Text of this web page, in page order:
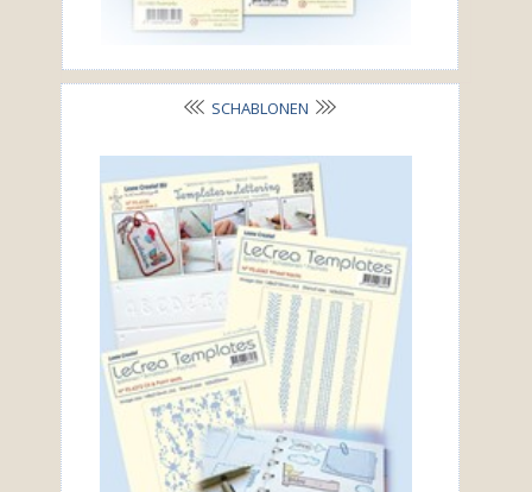
SCHABLONEN